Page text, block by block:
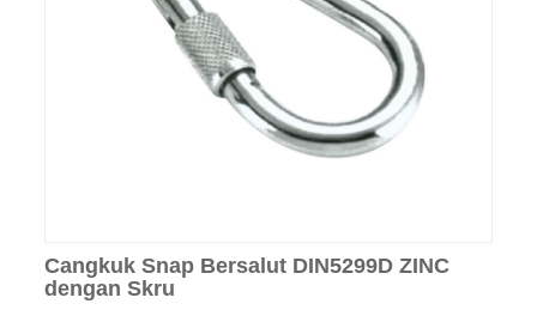
Cangkuk Snap Bersalut DIN5299D ZINC
dengan Skru